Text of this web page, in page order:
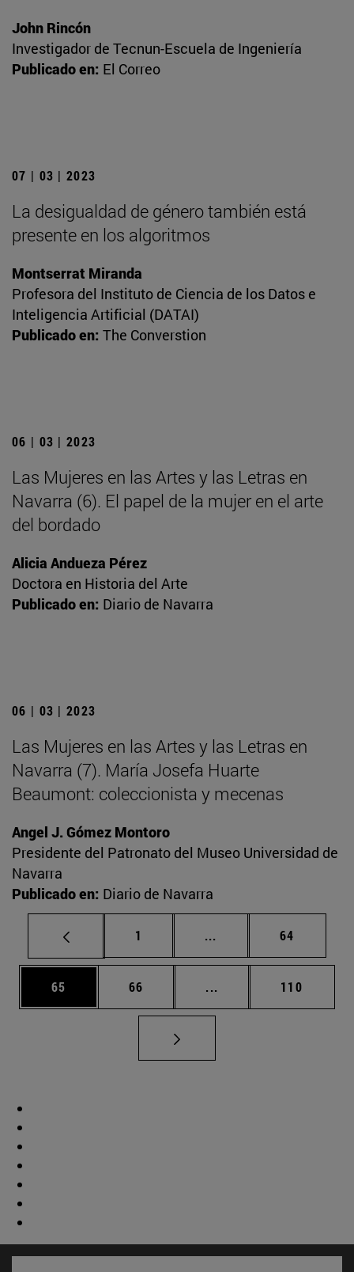
John Rincón
Investigador de Tecnun-Escuela de Ingeniería
Publicado en: El Correo
07 | 03 | 2023
La desigualdad de género también está
presente en los algoritmos
Montserrat Miranda
Profesora del Instituto de Ciencia de los Datos e
Inteligencia Artificial (DATAI)
Publicado en: The Converstion
06 | 03 | 2023
Las Mujeres en las Artes y las Letras en
Navarra (6). El papel de la mujer en el arte
del bordado
Alicia Andueza Pérez
Doctora en Historia del Arte
Publicado en: Diario de Navarra
06 | 03 | 2023
Las Mujeres en las Artes y las Letras en
Navarra (7). María Josefa Huarte
Beaumont: coleccionista y mecenas
Angel J. Gómez Montoro
Presidente del Patronato del Museo Universidad de
Navarra
Publicado en: Diario de Navarra
Página
1 ... Páginas intermedias
Página
64
Página
65 Página
66 ... Páginas intermedias
Página
110